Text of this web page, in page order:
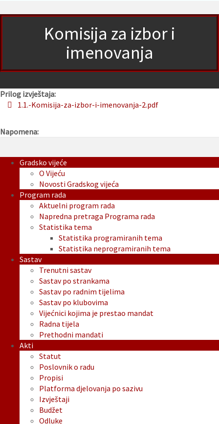
Komisija za izbor i
imenovanja
Prilog izvještaja:
1.1.-Komisija-za-izbor-i-imenovanja-2.pdf
Napomena:
Gradsko vijeće
O Vijeću
Novosti Gradskog vijeća
Program rada
Aktuelni program rada
Napredna pretraga Programa rada
Statistika tema
Statistika programiranih tema
Statistika neprogramiranih tema
Sastav
Trenutni sastav
Sastav po strankama
Sastav po radnim tijelima
Sastav po klubovima
Vijećnici kojima je prestao mandat
Radna tijela
Prethodni mandati
Akti
Statut
Poslovnik o radu
Propisi
Platforma djelovanja po sazivu
Izvještaji
Budžet
Odluke